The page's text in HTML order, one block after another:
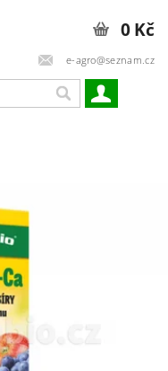
e-agro@seznam.cz
0 Kč